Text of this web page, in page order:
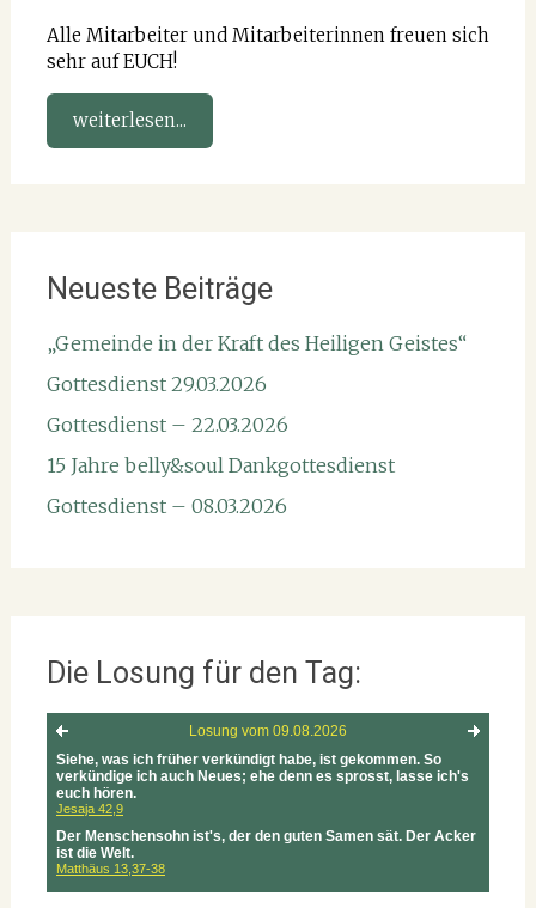
Alle Mitarbeiter und Mitarbeiterinnen freuen sich
sehr auf EUCH!
weiterlesen...
Neueste Beiträge
„Gemeinde in der Kraft des Heiligen Geistes“
Gottesdienst 29.03.2026
Gottesdienst – 22.03.2026
15 Jahre belly&soul Dankgottesdienst
Gottesdienst – 08.03.2026
Die Losung für den Tag: